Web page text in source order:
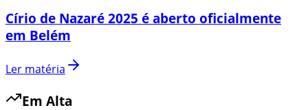
Círio de Nazaré 2025 é aberto oficialmente
em Belém
Ler matéria
Em Alta